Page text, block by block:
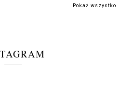
Pokaż wszystko